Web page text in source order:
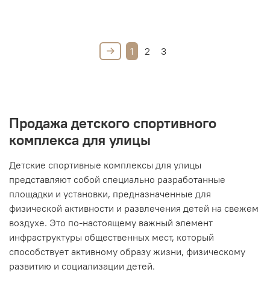
1 2 3
Продажа детского спортивного
комплекса для улицы
Детские спортивные комплексы для улицы
представляют собой специально разработанные
площадки и установки, предназначенные для
физической активности и развлечения детей на свежем
воздухе. Это по-настоящему важный элемент
инфраструктуры общественных мест, который
способствует активному образу жизни, физическому
развитию и социализации детей.